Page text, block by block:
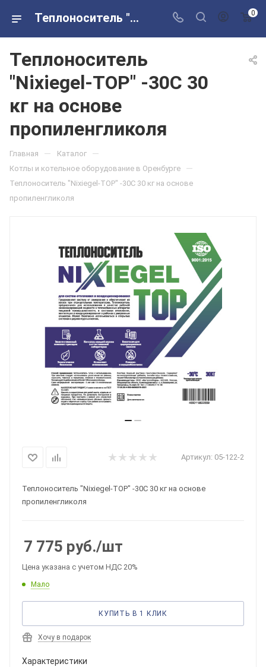
Теплоноситель "Nixiegel-TOP" -30С 30 кг на основе пропиленгликоля в розничных магазинах Сантехторг 0
Теплоноситель
"Nixiegel-TOP" -30С 30
кг на основе
пропиленгликоля
Главная — Каталог —
Котлы и котельное оборудование в Оренбурге —
Теплоноситель "Nixiegel-TOP" -30С 30 кг на основе
пропиленгликоля
Артикул: 05-122-2
Теплоноситель "Nixiegel-TOP" -30С 30 кг на основе
пропиленгликоля
7 775 руб./шт
Цена указана с учетом НДС 20%
Мало
КУПИТЬ В 1 КЛИК
Хочу в подарок
Характеристики